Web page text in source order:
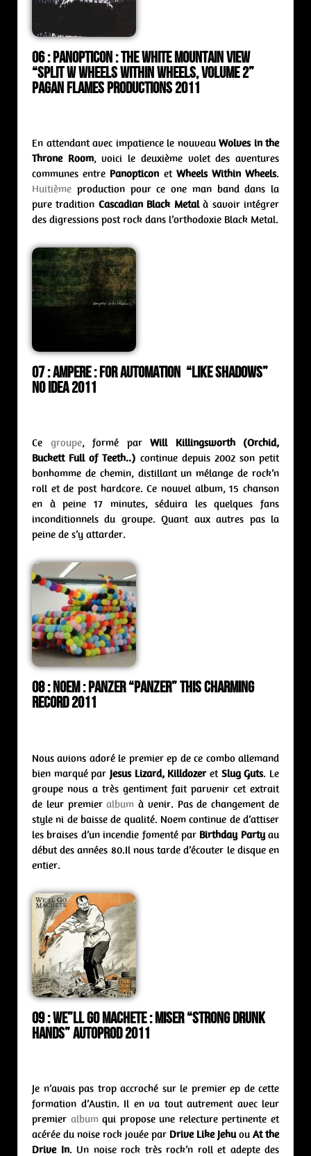
06 : Panopticon : the white mountain view
“split w Wheels Within Wheels, volume 2”
Pagan Flames Productions 2011
En attendant avec impatience le nouveau Wolves in the
Throne Room, voici le deuxième volet des aventures
communes entre Panopticon et Wheels Within Wheels.
Huitième production pour ce one man band dans la
pure tradition Cascadian Black Metalà savoir intégrer
des digressions post rock dans l’orthodoxie Black Metal.
07 :Ampere : for automation “Like Shadows”
No idea 2011
Ce groupe, formé par Will Killingsworth (Orchid,
Buckett Full of Teeth..) continue depuis 2002 son petit
bonhomme de chemin, distillant un mélange de rock’n
roll et de post hardcore. Ce nouvel album, 15 chanson
en à peine 17 minutes, séduira les quelques fans
inconditionnels du groupe. Quant aux autres pas la
peine de s’y attarder.
08 : Noem : panzer “Panzer” This Charming
Record 2011
Nous avions adoré le premier ep de ce combo allemand
bien marqué par Jesus Lizard, Killdozer etSlug Guts. Le
groupe nous a très gentiment fait parvenir cet extrait
de leur premieralbum à venir. Pas de changement de
style ni de baisse de qualité. Noem continue de d’attiser
les braises d’un incendie fomenté par Birthday Partyau
début des années 80.Il nous tarde d’écouter le disque en
entier.
09 :We”ll Go Machete : miser “Strong Drunk
Hands” Autoprod 2011
Je n’avais pas trop accroché sur le premier ep de cette
formation d’Austin. Il en va tout autrement avec leur
premier albumqui propose une relecture pertinente et
acérée du noise rock jouée par Drive Like Jehuou At the
Drive In. Un noise rock très rock’n roll et adepte des